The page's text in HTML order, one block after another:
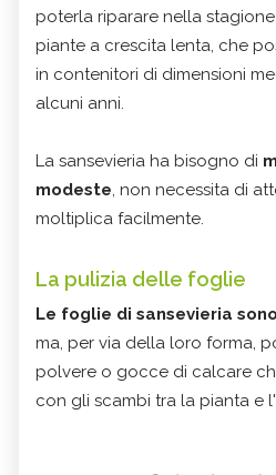
poterla riparare nella
piante a crescita lenta, che
in contenitori di dimensioni
alcuni anni.
La sansevieria ha bisogno di
modeste, non necessita di
moltiplica facilmente.
La pulizia delle foglie
Le foglie di sansevieria
ma, per via della loro forma,
polvere o gocce di calcare
con gli scambi tra la pianta e